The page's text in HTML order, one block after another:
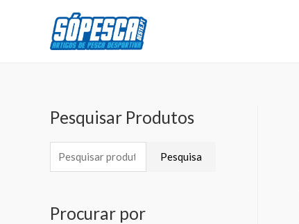
Pesquisar Produtos
Pesquisa
Procurar por